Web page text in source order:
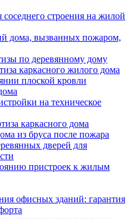
соседнего строения на жилой
дома, вызванных пожаром,
по деревянному дому
каркасного жилого дома
плоской кровли
на техническое
каркасного дома
из бруса после пожара
дверей для
пристроек к жилым
офисных зданий: гарантия